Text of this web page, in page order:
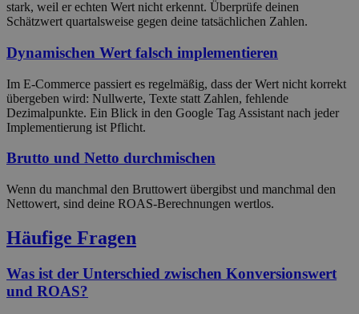
stark, weil er echten Wert nicht erkennt. Überprüfe deinen
Schätzwert quartalsweise gegen deine tatsächlichen Zahlen.
Dynamischen Wert falsch implementieren
Im E-Commerce passiert es regelmäßig, dass der Wert nicht korrekt
übergeben wird: Nullwerte, Texte statt Zahlen, fehlende
Dezimalpunkte. Ein Blick in den Google Tag Assistant nach jeder
Implementierung ist Pflicht.
Brutto und Netto durchmischen
Wenn du manchmal den Bruttowert übergibst und manchmal den
Nettowert, sind deine ROAS-Berechnungen wertlos.
Häufige Fragen
Was ist der Unterschied zwischen Konversionswert
und ROAS?